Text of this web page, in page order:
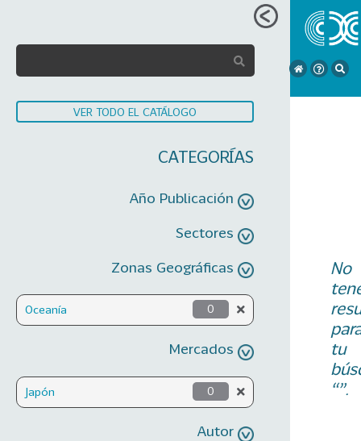
VER TODO EL CATÁLOGO
CATEGORÍAS
Año Publicación
Sectores
Zonas Geográficas
Oceanía 0
Mercados
Japón 0
Autor
No
tu
“”.